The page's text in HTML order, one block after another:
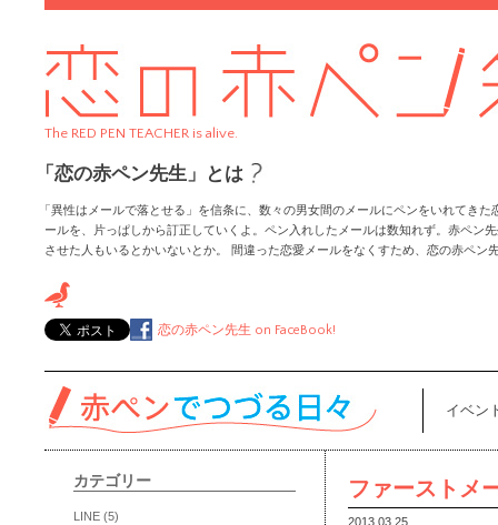
The RED PEN TEACHER is alive.
「恋の赤ペン先生」とは
「異性はメールで落とせる」を信条に、数々の男女間のメールにペンをいれてきた
ールを、片っぱしから訂正していくよ。ペン入れしたメールは数知れず。赤ペン
させた人もいるとかいないとか。 間違った恋愛メールをなくすため、恋の赤ペン
恋の赤ペン先生 on FaceBook!
イベン
カテゴリー
LINE (5)
ファーストメ
2013.03.25